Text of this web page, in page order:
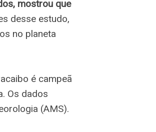
mostrou que
desse estudo,
no planeta
é campeã
Os dados
(AMS).